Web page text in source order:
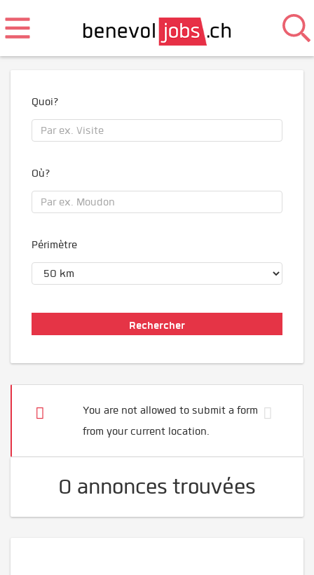
Quoi?
Où?
Périmètre
You are not allowed to submit a form
from your current location.
0 annonces trouvées